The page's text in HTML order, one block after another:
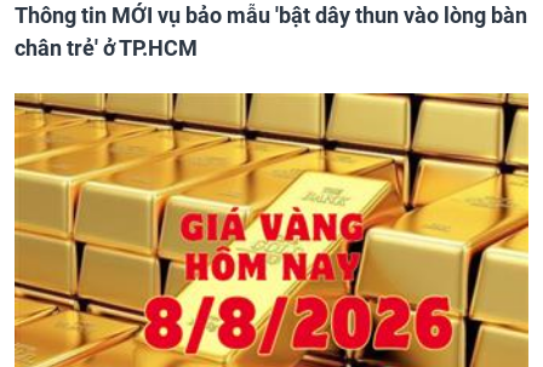
Thông tin MỚI vụ bảo mẫu 'bật dây thun vào lòng bàn
chân trẻ' ở TP.HCM